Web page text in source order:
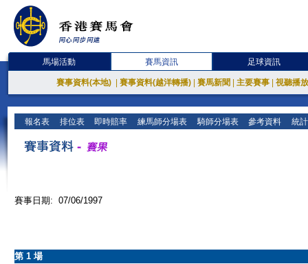
馬場活動 賽馬資訊 足球資訊
賽事資料(本地) 賽事資料(越洋轉播) 賽馬新聞 主要賽事 視聽播
報名表 排位表 即時賠率 練馬師分場表 騎師分場表 參考資料 統
賽事日期: 07/06/1997
第 1 場